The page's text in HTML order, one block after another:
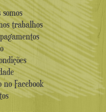
trabalhos
no Facebook